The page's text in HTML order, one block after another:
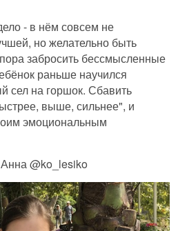
- в нём совсем не
но желательно быть
забросить бессмысленные
раньше научился
сел на горшок. Сбавить
выше, сильнее", и
эмоциональным
@ko_lesiko